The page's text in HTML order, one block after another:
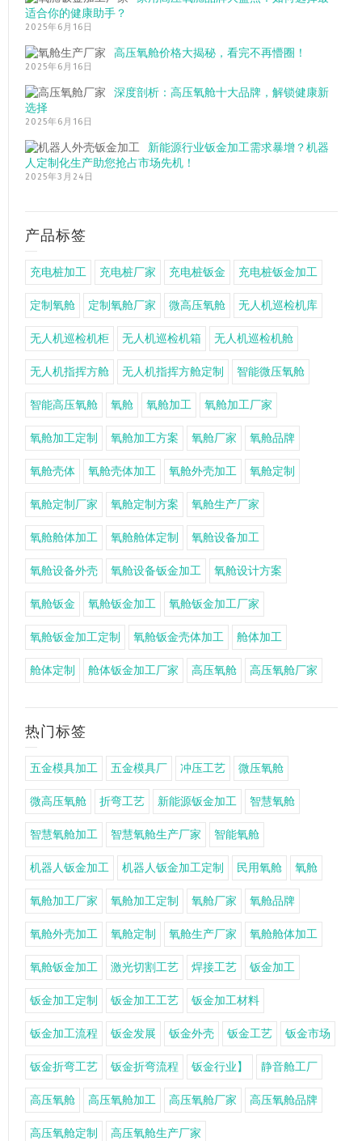
适合你的健康助手？
2025年6月16日
高压氧舱价格大揭秘，看完不再懵圈！
2025年6月16日
深度剖析：高压氧舱十大品牌，解锁健康新
选择
2025年6月16日
新能源行业钣金加工需求暴增？机器
人定制化生产助您抢占市场先机！
2025年3月24日
产品标签
充电桩加工 充电桩厂家 充电桩钣金 充电桩钣金加工
定制氧舱 定制氧舱厂家 微高压氧舱 无人机巡检机库
无人机巡检机柜 无人机巡检机箱 无人机巡检机舱
无人机指挥方舱 无人机指挥方舱定制 智能微压氧舱
智能高压氧舱 氧舱 氧舱加工 氧舱加工厂家
氧舱加工定制 氧舱加工方案 氧舱厂家 氧舱品牌
氧舱壳体 氧舱壳体加工 氧舱外壳加工 氧舱定制
氧舱定制厂家 氧舱定制方案 氧舱生产厂家
氧舱舱体加工 氧舱舱体定制 氧舱设备加工
氧舱设备外壳 氧舱设备钣金加工 氧舱设计方案
氧舱钣金 氧舱钣金加工 氧舱钣金加工厂家
氧舱钣金加工定制 氧舱钣金壳体加工 舱体加工
舱体定制 舱体钣金加工厂家 高压氧舱 高压氧舱厂家
热门标签
五金模具加工 五金模具厂 冲压工艺 微压氧舱
微高压氧舱 折弯工艺 新能源钣金加工 智慧氧舱
智慧氧舱加工 智慧氧舱生产厂家 智能氧舱
机器人钣金加工 机器人钣金加工定制 民用氧舱 氧舱
氧舱加工厂家 氧舱加工定制 氧舱厂家 氧舱品牌
氧舱外壳加工 氧舱定制 氧舱生产厂家 氧舱舱体加工
氧舱钣金加工 激光切割工艺 焊接工艺 钣金加工
钣金加工定制 钣金加工工艺 钣金加工材料
钣金加工流程 钣金发展 钣金外壳 钣金工艺 钣金市场
钣金折弯工艺 钣金折弯流程 钣金行业】 静音舱工厂
高压氧舱 高压氧舱加工 高压氧舱厂家 高压氧舱品牌
高压氧舱定制 高压氧舱生产厂家